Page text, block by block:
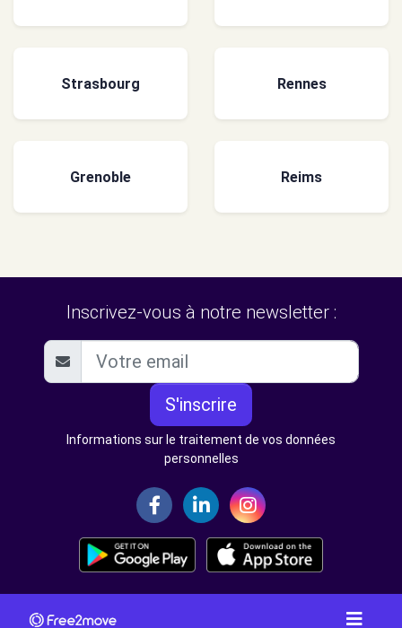
Strasbourg Rennes
Grenoble Reims
Inscrivez-vous à notre newsletter :
S'inscrire
Informations sur le traitement de vos données
personnelles